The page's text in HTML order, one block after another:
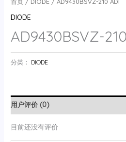
首页/ DIODE/ AD9430BSVZ-210 ADI
DIODE
AD9430BSVZ-
分类： DIODE
用户评价 (0)
目前还没有评价